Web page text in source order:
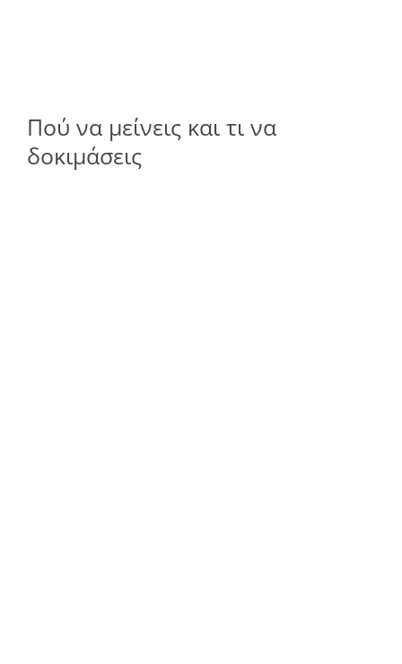
Πού να μείνεις και τι να
δοκιμάσεις